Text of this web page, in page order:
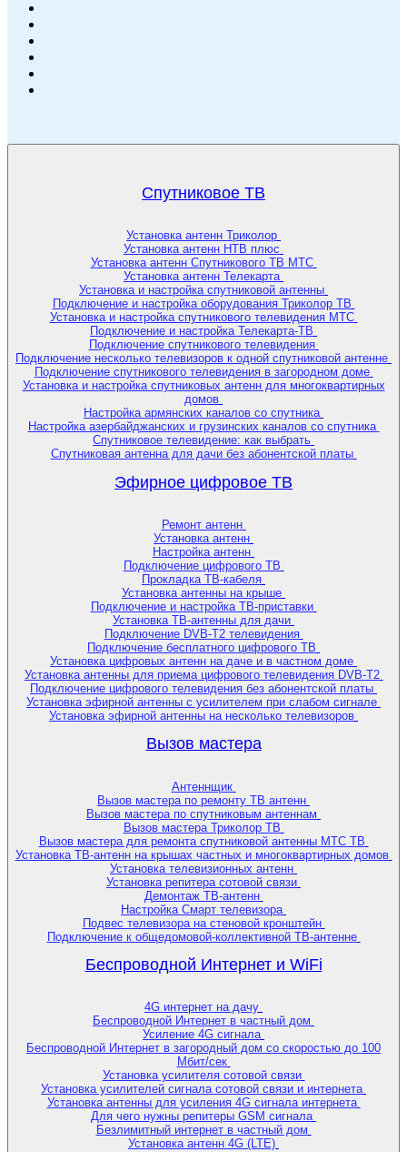
Спутниковое ТВ
Установка антенн Триколор
Установка антенн НТВ плюс
Установка антенн Спутникового ТВ МТС
Установка антенн Телекарта
Установка и настройка спутниковой антенны
Подключение и настройка оборудования Триколор ТВ
Установка и настройка спутникового телевидения МТС
Подключение и настройка Телекарта-ТВ
Подключение спутникового телевидения
Подключение несколько телевизоров к одной спутниковой антенне
Подключение спутникового телевидения в загородном доме
Установка и настройка спутниковых антенн для многоквартирных
домов
Настройка армянских каналов со спутника
Настройка азербайджанских и грузинских каналов со спутника
Спутниковое телевидение: как выбрать
Спутниковая антенна для дачи без абонентской платы
Эфирное цифровое ТВ
Ремонт антенн
Установка антенн
Настройка антенн
Подключение цифрового ТВ
Прокладка ТВ-кабеля
Установка антенны на крыше
Подключение и настройка ТВ-приставки
Установка ТВ-антенны для дачи
Подключение DVB-T2 телевидения
Подключение бесплатного цифрового ТВ
Установка цифровых антенн на даче и в частном доме
Установка антенны для приема цифрового телевидения DVB-T2
Подключение цифрового телевидения без абонентской платы
Установка эфирной антенны с усилителем при слабом сигнале
Установка эфирной антенны на несколько телевизоров
Вызов мастера
Антеннщик
Вызов мастера по ремонту ТВ антенн
Вызов мастера по спутниковым антеннам
Вызов мастера Триколор ТВ
Вызов мастера для ремонта спутниковой антенны МТС ТВ
Установка ТВ-антенн на крышах частных и многоквартирных домов
Установка телевизионных антенн
Установка репитера сотовой связи
Демонтаж ТВ-антенн
Настройка Смарт телевизора
Подвес телевизора на стеновой кронштейн
Подключение к общедомовой-коллективной ТВ-антенне
Беспроводной Интернет и WiFi
4G интернет на дачу
Беспроводной Интернет в частный дом
Усиление 4G сигнала
Беспроводной Интернет в загородный дом со скоростью до 100
Мбит/сек
Установка усилителя сотовой связи
Установка усилителей сигнала сотовой связи и интернета
Установка антенны для усиления 4G сигнала интернета
Для чего нужны репитеры GSM сигнала
Безлимитный интернет в частный дом
Установка антенн 4G (LTE)